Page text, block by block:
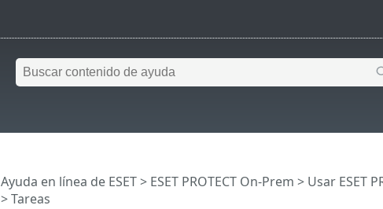
Ayuda en línea de ESET> ESET PROTECT On-Prem > Usar ESET
> Tareas